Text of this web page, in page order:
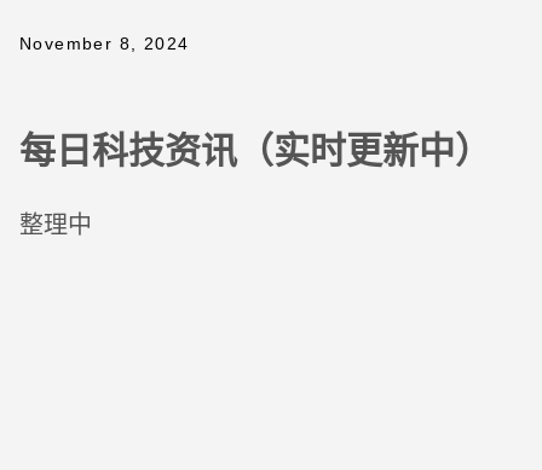
November 8, 2024
每日科技资讯（实时更新中）
整理中